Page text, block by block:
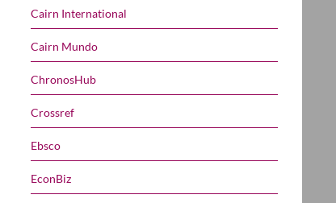
Cairn International
Cairn Mundo
ChronosHub
Crossref
Ebsco
EconBiz